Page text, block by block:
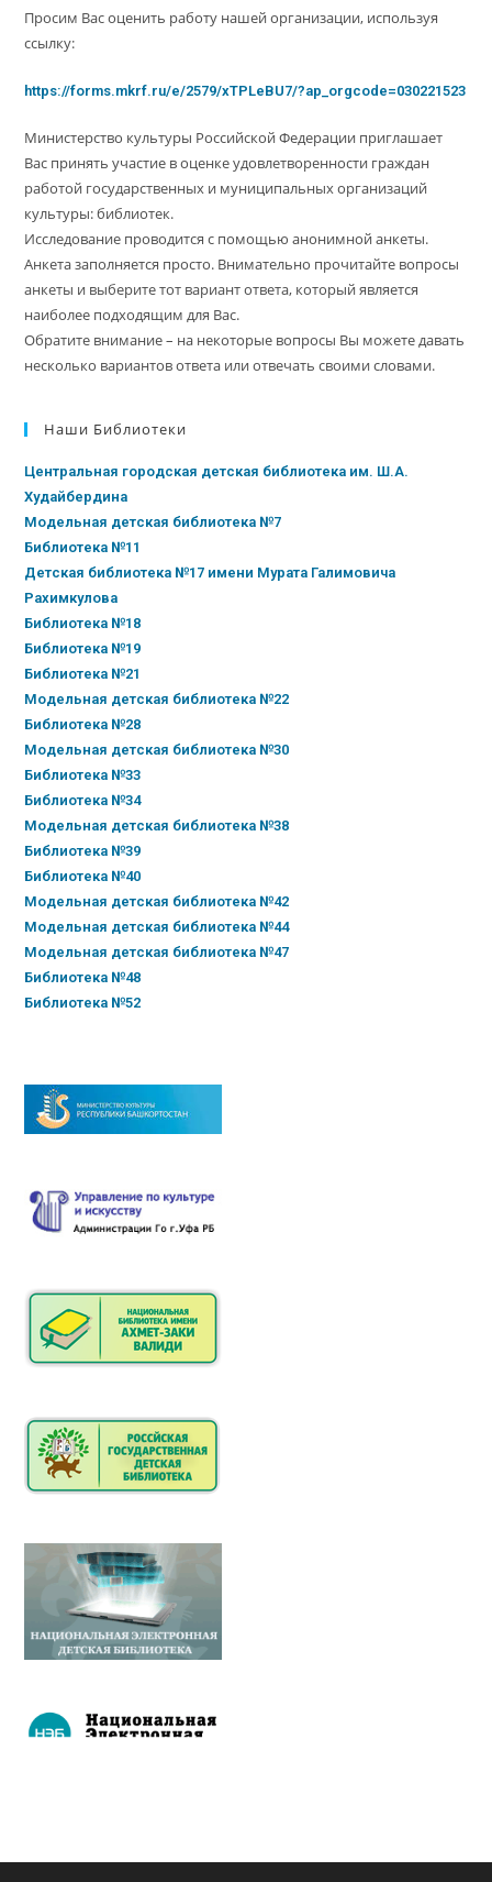
Просим Вас оценить работу нашей организации, используя
ссылку:
https://forms.mkrf.ru/e/2579/xTPLeBU7/?ap_orgcode=030221523
Министерство культуры Российской Федерации приглашает
Вас принять участие в оценке удовлетворенности граждан
работой государственных и муниципальных организаций
культуры: библиотек.
Исследование проводится с помощью анонимной анкеты.
Анкета заполняется просто. Внимательно прочитайте вопросы
анкеты и выберите тот вариант ответа, который является
наиболее подходящим для Вас.
Обратите внимание – на некоторые вопросы Вы можете давать
несколько вариантов ответа или отвечать своими словами.
Наши Библиотеки
Центральная городская детская библиотека им. Ш.А.
Худайбердина
Модельная детская библиотека №7
Библиотека №11
Детская библиотека №17 имени Мурата Галимовича
Рахимкулова
Библиотека №18
Библиотека №19
Библиотека №21
Модельная детская библиотека №22
Библиотека №28
Модельная детская библиотека №30
Библиотека №33
Библиотека №34
Модельная детская библиотека №38
Библиотека №39
Библиотека №40
Модельная детская библиотека №42
Модельная детская библиотека №44
Модельная детская библиотека №47
Библиотека №48
Библиотека №52